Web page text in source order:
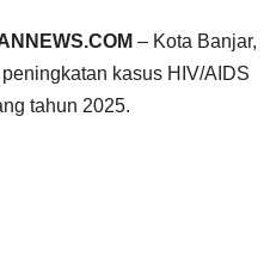
– Kota Banjar,
kasus HIV/AIDS
tahun 2025.